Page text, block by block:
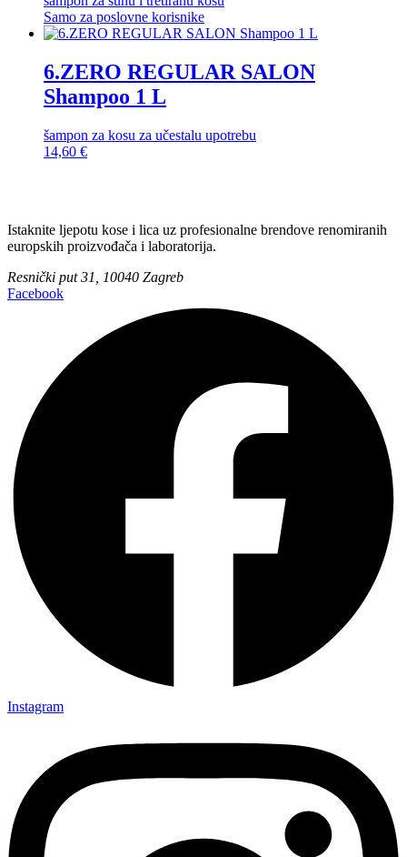
Samo za poslovne korisnike
6.ZERO REGULAR SALON
Shampoo 1 L
šampon za kosu za učestalu upotrebu
14,60 €
Istaknite ljepotu kose i lica uz profesionalne brendove renomiranih
europskih proizvođača i laboratorija.
Resnički put 31, 10040 Zagreb
Facebook
Instagram